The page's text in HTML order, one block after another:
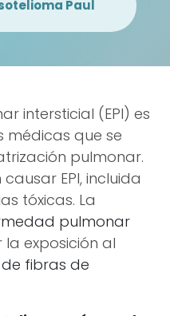
Paul
intersticial (EPI) es
médicas que se
pulmonar.
EPI, incluida
tóxicas. La
pulmonar
exposición al
fibras de